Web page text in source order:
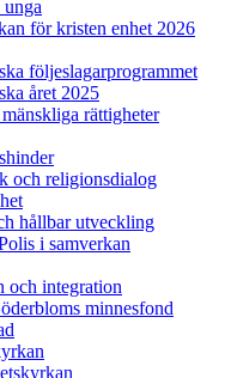
för kristen enhet 2026
följeslagarprogrammet
året 2025
rättigheter
och religionsdialog
hållbar utveckling
i samverkan
och integration
minnesfond